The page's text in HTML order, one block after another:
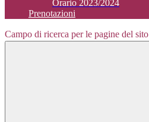
Orario 2023/2024
Prenotazioni
Campo di ricerca per le pagine del sito